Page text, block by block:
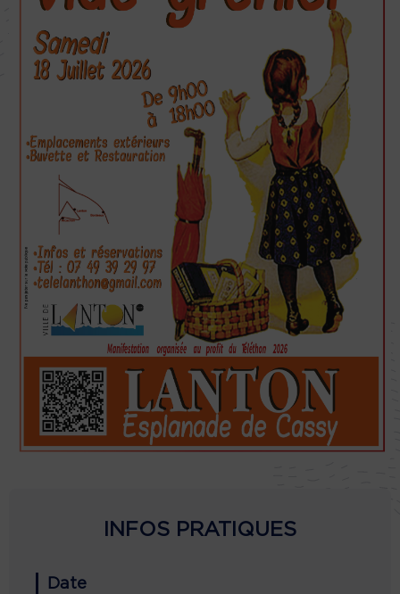
INFOS PRATIQUES
Date